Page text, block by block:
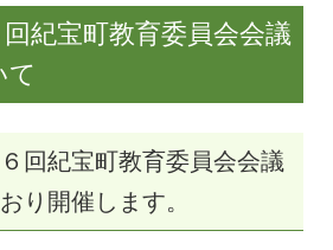
紀宝町教育委員会会議
て
回紀宝町教育委員会会議
り開催します。